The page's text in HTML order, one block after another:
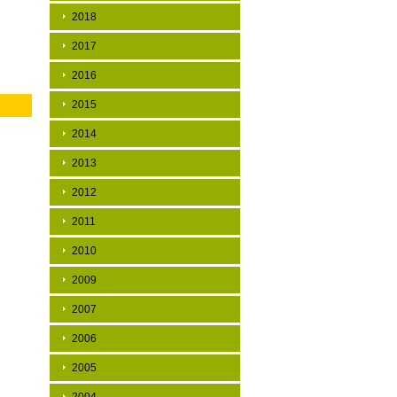
2018
2017
2016
2015
2014
2013
2012
2011
2010
2009
2007
2006
2005